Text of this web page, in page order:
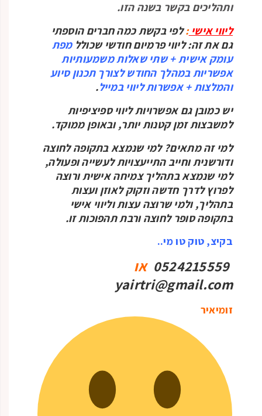
ותהליכים בקשר בשנה הזו.
ליווי אישי:לפי בקשת כמה חברים הוספתי
גם את זה: ליווי פרמיום חודשי שכוללמפת
עומק אישית + שתי שאלות משמעותיות
אפשריות במהלך החודש לצורך תכנון סיוע
והמלצות + אפשרות ליווי במייל.
יש כמובן גם אפשרויות ליווי ספיציפיות
למשבצות זמן קטנות יותר, ובאופן ממוקד.
למי זה מתאים? למי שנמצא בתקופה לחוצה
ודורשנית וחייב התייעצויות לעשייה ופעולה,
למי שנמצא בתהליך צמיחה אישית ורוצה
לפרוץ לדרך חדשה וזקוק לאוזן ועצות
בתהליך, ולמי שרוצה עצות וליווי אישי
בתקופה סופר לחוצה ורבת תהפוכות זו.
בקיצ, טוק טו מי..
0524215559
או
yairtri@gmail.com
זומיאיר